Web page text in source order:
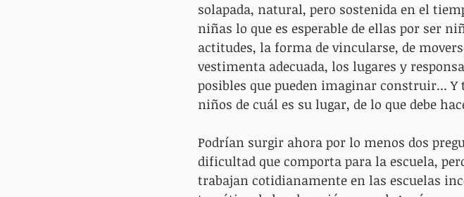
solapada, natural, pero sostenida en el
niñas lo que es esperable de ellas por ser
actitudes, la forma de vincularse, de
vestimenta adecuada, los lugares y
posibles que pueden imaginar construir...
niños de cuál es su lugar, de lo que debe
Podrían surgir ahora por lo menos dos
dificultad que comporta para la escuela,
trabajan cotidianamente en las escuelas